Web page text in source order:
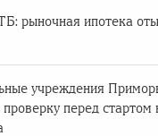
рыночная ипотека
учреждения
перед стартом